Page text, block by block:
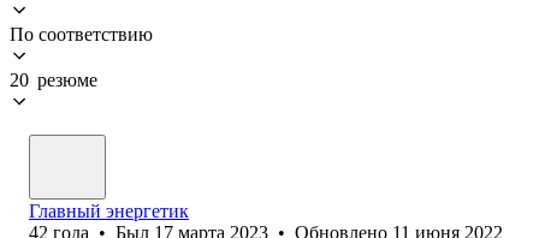
По соответствию
20 резюме
Главный энергетик
42 года • Был 17 марта 2023 • Обновлено 11 июня 2022